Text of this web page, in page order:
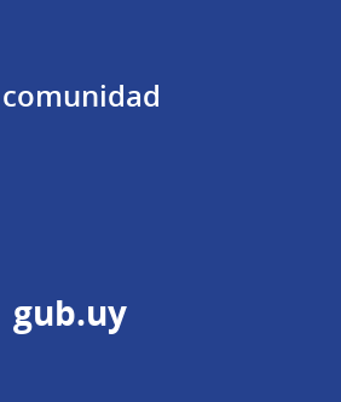
gub.uy